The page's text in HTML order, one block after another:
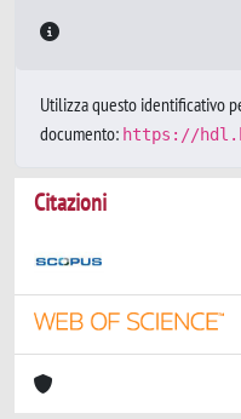
Utilizza questo identificativo
documento: https://
Citazioni